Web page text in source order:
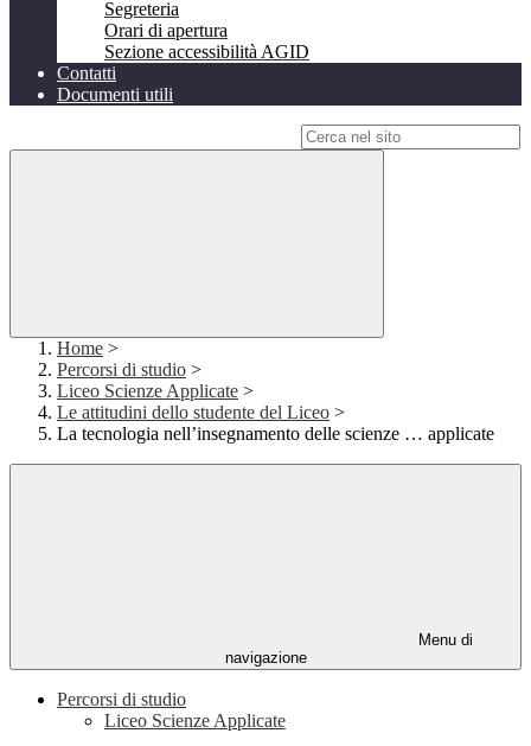
Segreteria
Orari di apertura
Sezione accessibilità AGID
Contatti
Documenti utili
Home >
Percorsi di studio >
Liceo Scienze Applicate >
Le attitudini dello studente del Liceo >
La tecnologia nell’insegnamento delle scienze … applicate
Menu di
navigazione
Percorsi di studio
Liceo Scienze Applicate